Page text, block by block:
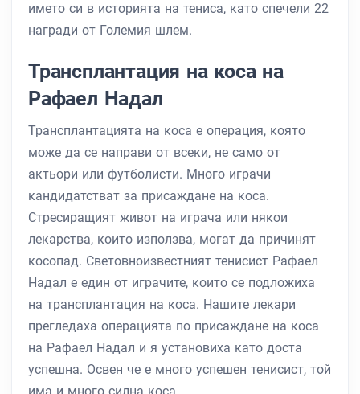
името си в историята на тениса, като спечели 22
награди от Големия шлем.
Трансплантация на коса на
Рафаел Надал
Трансплантацията на коса е операция, която
може да се направи от всеки, не само от
актьори или футболисти. Много играчи
кандидатстват за присаждане на коса.
Стресиращият живот на играча или някои
лекарства, които използва, могат да причинят
косопад. Световноизвестният тенисист Рафаел
Надал е един от играчите, които се подложиха
на трансплантация на коса. Нашите лекари
прегледаха операцията по присаждане на коса
на Рафаел Надал и я установиха като доста
успешна. Освен че е много успешен тенисист, той